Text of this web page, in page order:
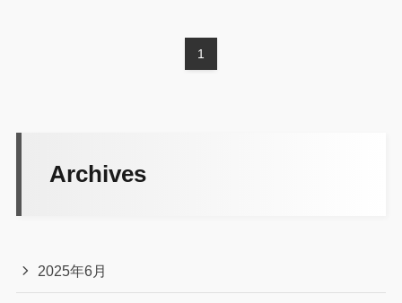
1
Archives
2025年6月